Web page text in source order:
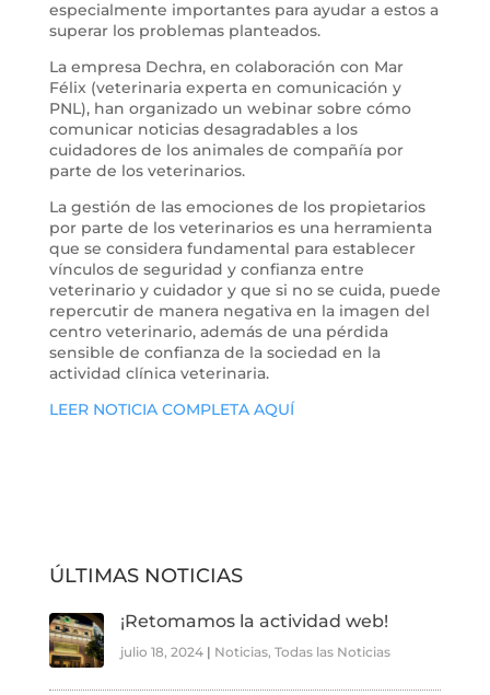
especialmente importantes para ayudar a estos a
superar los problemas planteados.
La empresa Dechra, en colaboración con Mar
Félix (veterinaria experta en comunicación y
PNL), han organizado un webinar sobre cómo
comunicar noticias desagradables a los
cuidadores de los animales de compañía por
parte de los veterinarios.
La gestión de las emociones de los propietarios
por parte de los veterinarios es una herramienta
que se considera fundamental para establecer
vínculos de seguridad y confianza entre
veterinario y cuidador y que si no se cuida, puede
repercutir de manera negativa en la imagen del
centro veterinario, además de una pérdida
sensible de confianza de la sociedad en la
actividad clínica veterinaria.
LEER NOTICIA COMPLETA AQUÍ
ÚLTIMAS NOTICIAS
¡Retomamos la actividad web!
julio 18, 2024| Noticias, Todas las Noticias